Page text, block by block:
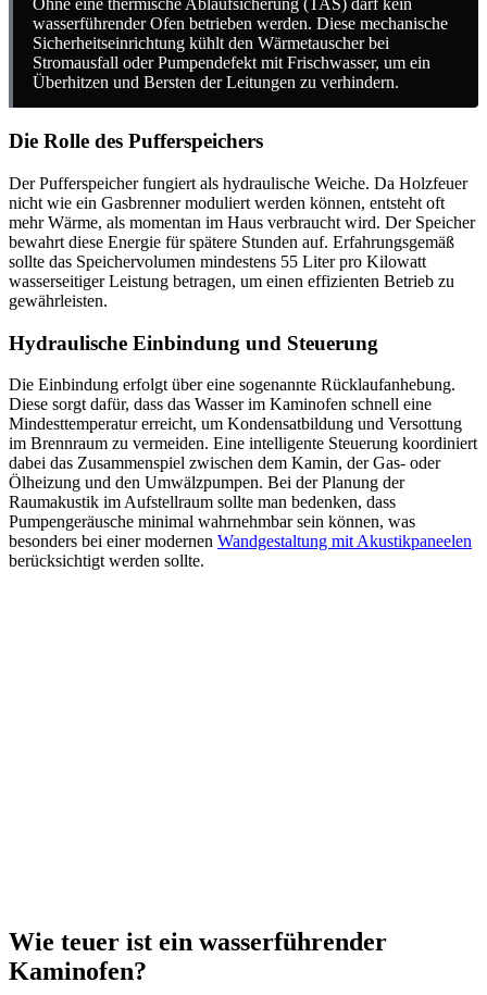
Ohne eine thermische Ablaufsicherung (TAS) darf kein
wasserführender Ofen betrieben werden. Diese mechanische
Sicherheitseinrichtung kühlt den Wärmetauscher bei
Stromausfall oder Pumpendefekt mit Frischwasser, um ein
Überhitzen und Bersten der Leitungen zu verhindern.
Die Rolle des Pufferspeichers
Der Pufferspeicher fungiert als hydraulische Weiche. Da Holzfeuer
nicht wie ein Gasbrenner moduliert werden können, entsteht oft
mehr Wärme, als momentan im Haus verbraucht wird. Der Speicher
bewahrt diese Energie für spätere Stunden auf. Erfahrungsgemäß
sollte das Speichervolumen mindestens 55 Liter pro Kilowatt
wasserseitiger Leistung betragen, um einen effizienten Betrieb zu
gewährleisten.
Hydraulische Einbindung und Steuerung
Die Einbindung erfolgt über eine sogenannte Rücklaufanhebung.
Diese sorgt dafür, dass das Wasser im Kaminofen schnell eine
Mindesttemperatur erreicht, um Kondensatbildung und Versottung
im Brennraum zu vermeiden. Eine intelligente Steuerung koordiniert
dabei das Zusammenspiel zwischen dem Kamin, der Gas- oder
Ölheizung und den Umwälzpumpen. Bei der Planung der
Raumakustik im Aufstellraum sollte man bedenken, dass
Pumpengeräusche minimal wahrnehmbar sein können, was
besonders bei einer modernen Wandgestaltung mit Akustikpaneelen
berücksichtigt werden sollte.
Wie teuer ist ein wasserführender
Kaminofen?